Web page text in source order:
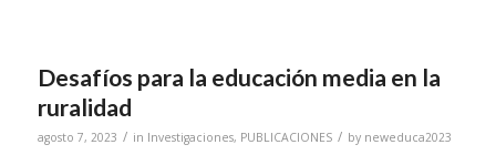
Desafíos para la educación media en la
ruralidad
agosto 7, 2023 / in Investigaciones, PUBLICACIONES / by neweduca2023